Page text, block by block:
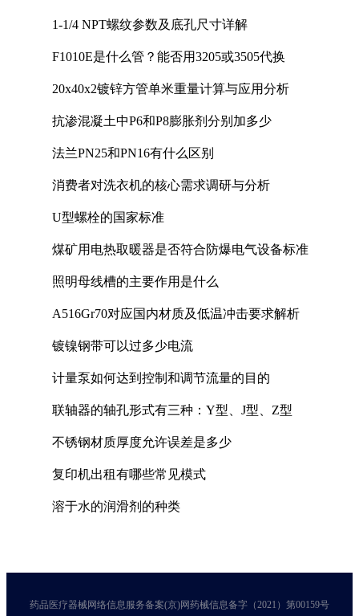
1-1/4 NPT螺纹参数及底孔尺寸详解
F1010E是什么管？能否用3205或3505代换
20x40x2镀锌方管单米重量计算与应用分析
抗渗混凝土中P6和P8膨胀剂分别加多少
法兰PN25和PN16有什么区别
消费者对洗衣机的核心需求调研与分析
U型螺栓的国家标准
煤矿用电热取暖器是否符合防爆电气设备标准
照明母线槽的主要作用是什么
A516Gr70对应国内材质及低温冲击要求解析
镀镍钢带可以过多少电流
计量泵如何达到控制和调节流量的目的
联轴器的轴孔形式有三种：Y型、J型、Z型
不锈钢材质厚度允许误差是多少
复印机出租有哪些常见模式
溶于水的润滑剂的种类
药品医疗器械网络信息服务备案(京)网药械信息备字（2021）第00159号